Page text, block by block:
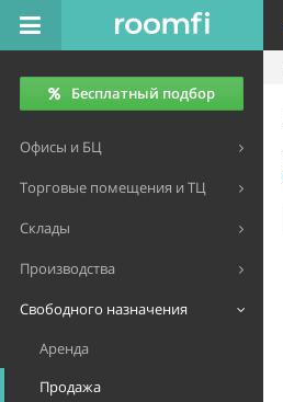
Бесплатный подбор
Офисы и БЦ
Торговые помещения и ТЦ
Склады
Производства
Свободного назначения
Аренда
Продажа